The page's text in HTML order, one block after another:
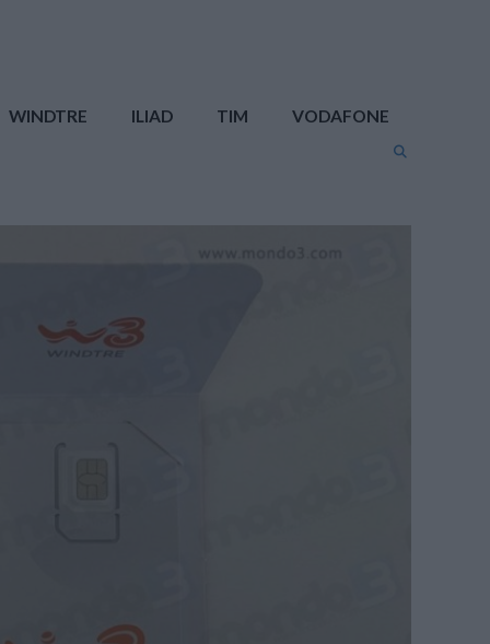
WINDTRE ILIAD TIM VODAFONE